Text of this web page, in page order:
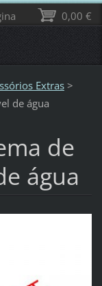
Extras >
de água
de
água
0,00 €